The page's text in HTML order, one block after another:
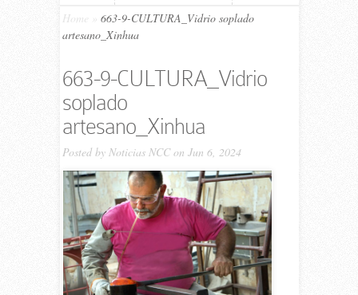
Home
663-9-CULTURA_Vidrio soplado
artesano_Xinhua
663-9-CULTURA_Vidrio
soplado
artesano_Xinhua
Posted by Noticias NCCon Jun 6, 2024